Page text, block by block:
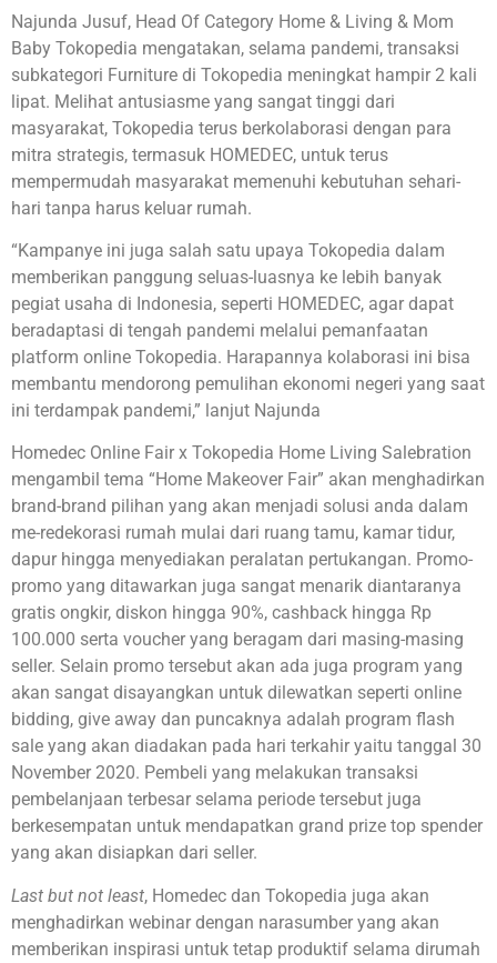
Najunda Jusuf, Head Of Category Home & Living & Mom
Baby Tokopedia mengatakan, selama pandemi, transaksi
subkategori Furniture di Tokopedia meningkat hampir 2 kali
lipat. Melihat antusiasme yang sangat tinggi dari
masyarakat, Tokopedia terus berkolaborasi dengan para
mitra strategis, termasuk HOMEDEC, untuk terus
mempermudah masyarakat memenuhi kebutuhan sehari-
hari tanpa harus keluar rumah.
“Kampanye ini juga salah satu upaya Tokopedia dalam
memberikan panggung seluas-luasnya ke lebih banyak
pegiat usaha di Indonesia, seperti HOMEDEC, agar dapat
beradaptasi di tengah pandemi melalui pemanfaatan
platform online Tokopedia. Harapannya kolaborasi ini bisa
membantu mendorong pemulihan ekonomi negeri yang saat
ini terdampak pandemi,” lanjut Najunda
Homedec Online Fair x Tokopedia Home Living Salebration
mengambil tema “Home Makeover Fair” akan menghadirkan
brand-brand pilihan yang akan menjadi solusi anda dalam
me-redekorasi rumah mulai dari ruang tamu, kamar tidur,
dapur hingga menyediakan peralatan pertukangan. Promo-
promo yang ditawarkan juga sangat menarik diantaranya
gratis ongkir, diskon hingga 90%, cashback hingga Rp
100.000 serta voucher yang beragam dari masing-masing
seller. Selain promo tersebut akan ada juga program yang
akan sangat disayangkan untuk dilewatkan seperti online
bidding, give away dan puncaknya adalah program flash
sale yang akan diadakan pada hari terkahir yaitu tanggal 30
November 2020. Pembeli yang melakukan transaksi
pembelanjaan terbesar selama periode tersebut juga
berkesempatan untuk mendapatkan grand prize top spender
yang akan disiapkan dari seller.
Last but not least, Homedec dan Tokopedia juga akan
menghadirkan webinar dengan narasumber yang akan
memberikan inspirasi untuk tetap produktif selama dirumah